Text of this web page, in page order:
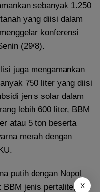
sebanyak 1.250
yang diisi dalam
konferensi
(29/8).
juga mengamankan
750 liter yang diisi
jenis solar dalam
lebih 600 liter, BBM
atau 5 ton beserta
merah dengan
putih dengan Nopol
BBM jenis pertalite,
X